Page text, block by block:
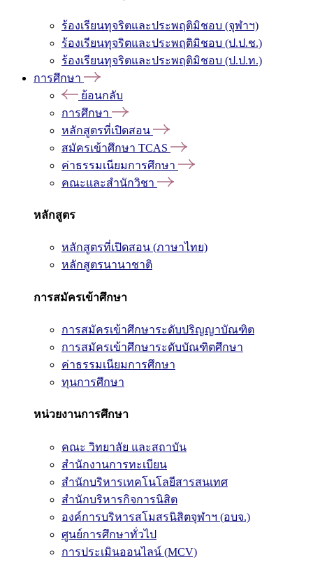
ร้องเรียนทุจริตและประพฤติมิชอบ (จุฬาฯ)
ร้องเรียนทุจริตและประพฤติมิชอบ (ป.ป.ช.)
ร้องเรียนทุจริตและประพฤติมิชอบ (ป.ป.ท.)
การศึกษา
ย้อนกลับ
การศึกษา
หลักสูตรที่เปิดสอน
สมัครเข้าศึกษา TCAS
ค่าธรรมเนียมการศึกษา
คณะและสำนักวิชา
หลักสูตร
หลักสูตรที่เปิดสอน (ภาษาไทย)
หลักสูตรนานาชาติ
การสมัครเข้าศึกษา
การสมัครเข้าศึกษาระดับปริญญาบัณฑิต
การสมัครเข้าศึกษาระดับบัณฑิตศึกษา
ค่าธรรมเนียมการศึกษา
ทุนการศึกษา
หน่วยงานการศึกษา
คณะ วิทยาลัย และสถาบัน
สำนักงานการทะเบียน
สำนักบริหารเทคโนโลยีสารสนเทศ
สำนักบริหารกิจการนิสิต
องค์การบริหารสโมสรนิสิตจุฬาฯ (อบจ.)
ศูนย์การศึกษาทั่วไป
การประเมินออนไลน์ (MCV)